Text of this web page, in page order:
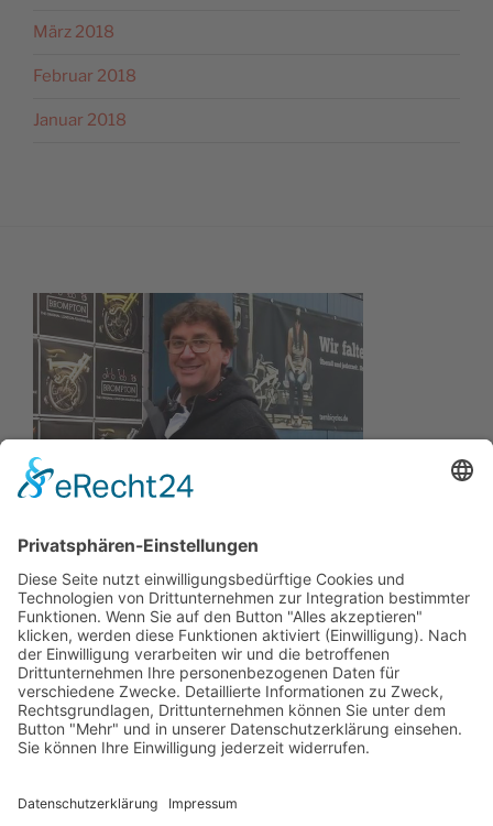
März 2018
Februar 2018
Januar 2018
Wir wollen Ihr persönlicher Online Camping Spezialist
sein, der sich auf die Fahne geschrieben hat, der
zuverlässigste und preiswerteste Anbieter zu sein.
Wir sind ständig im Wachstum und wissen Ihr
Vertrauen zu schätzen.
Kay-Lucas Kaniewski